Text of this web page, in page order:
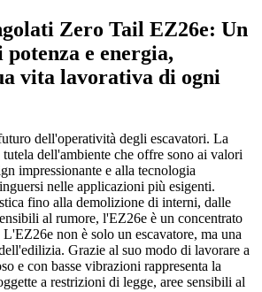
Zero Tail EZ26e: Un
e energia,
vita lavorativa di ogni
dell'operatività degli escavatori. La
dell'ambiente che offre sono ai valori
impressionante e alla tecnologia
nelle applicazioni più esigenti.
fino alla demolizione di interni, dalle
al rumore, l'EZ26e è un concentrato
non è solo un escavatore, ma una
Grazie al suo modo di lavorare a
e con basse vibrazioni rappresenta la
a restrizioni di legge, aree sensibili al